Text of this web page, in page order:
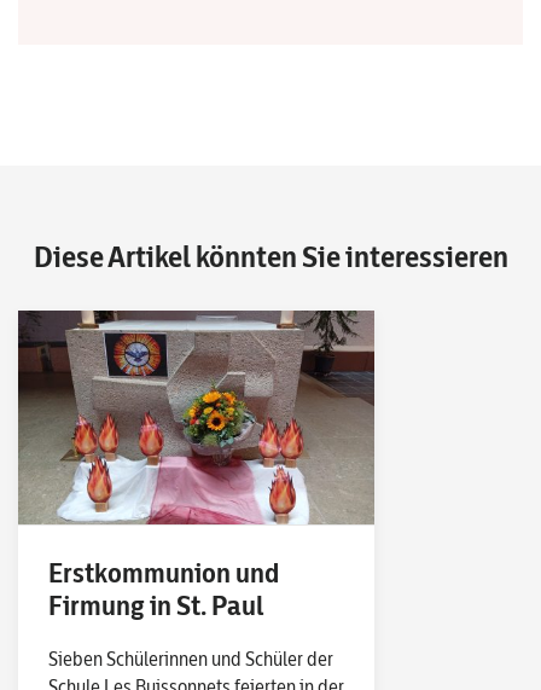
Diese Artikel könnten Sie interessieren
Erstkommunion und
Firmung in St. Paul
Sieben Schülerinnen und Schüler der